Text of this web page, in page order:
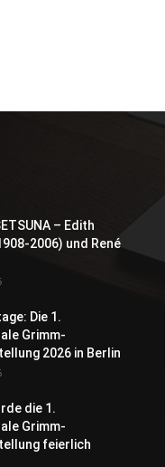
– Edith
2006) und René
Die 1.
Grimm-
2026 in Berlin
die 1.
Grimm-
feierlich